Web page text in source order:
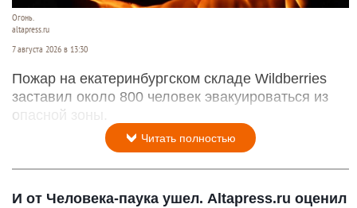
Огонь.
altapress.ru
7 августа 2026 в 13:30
Пожар на екатеринбургском складе Wildberries
заставил около 800 человек эвакуироваться из
опасной зоны.
Читать полностью
И от Человека-паука ушел. Altapress.ru оценил